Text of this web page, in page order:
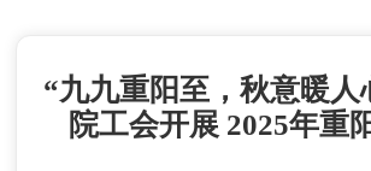
“九九重阳至，秋意暖
院工会开展 2025年重